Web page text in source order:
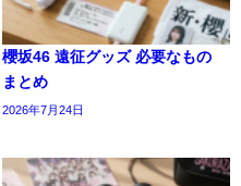
櫻坂46 遠征グッズ 必要なもの
まとめ
2026年7月24日